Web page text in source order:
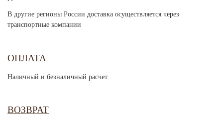
В другие регионы России доставка осуществляется через
транспортные компании
ОПЛАТА
Наличный и безналичный расчет.
ВОЗВРАТ